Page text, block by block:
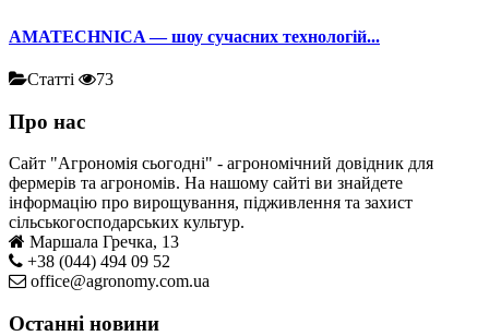
AMATECHNICA — шоу сучасних технологій...
Статті 73
Про нас
Сайт "Агрономія сьогодні" - агрономічний довідник для
фермерів та агрономів. На нашому сайті ви знайдете
інформацію про вирощування, підживлення та захист
сільськогосподарських культур.
Маршала Гречка, 13
+38 (044) 494 09 52
office@agronomy.com.ua
Останні новини